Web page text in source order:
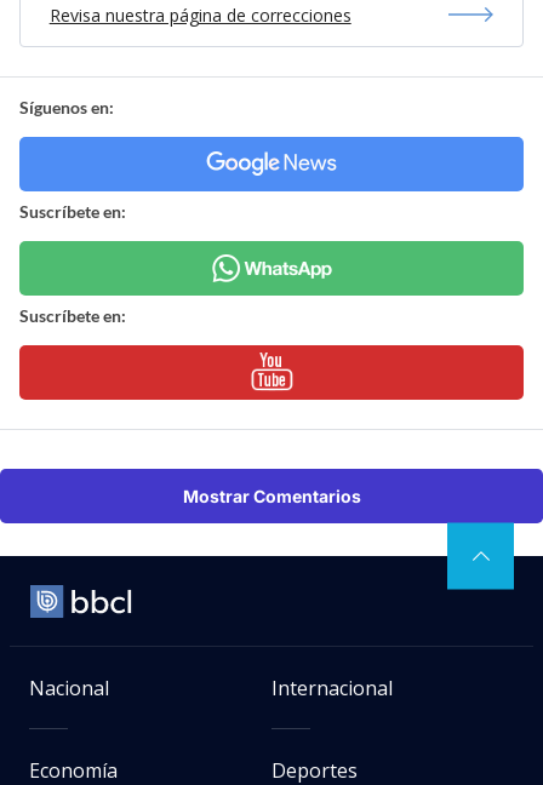
Revisa nuestra página de correcciones
Síguenos en:
Suscríbete en:
Suscríbete en:
Mostrar Comentarios
Nacional Internacional
Economía Deportes